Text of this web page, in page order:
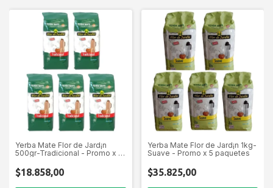
Yerba Mate Flor de Jard¡n
500gr-Tradicional - Promo x 5
$18.858,00
Yerba Mate Flor de Jard¡n 1kg-
Suave - Promo x 5 paquetes
$35.825,00